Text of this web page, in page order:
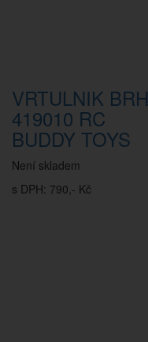
VRTULNIK BRH
419010 RC
BUDDY TOYS
Není skladem
s DPH: 790,- Kč